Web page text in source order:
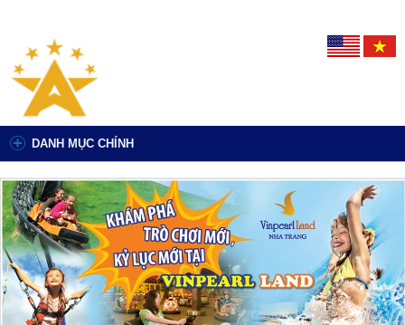
DANH MỤC CHÍNH